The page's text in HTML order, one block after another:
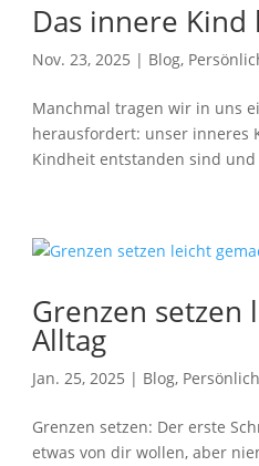
Das innere
Nov. 23, 2025 | Blog,
Manchmal tragen wir in uns
herausfordert: unser inneres
Kindheit entstanden sind
Grenzen setzen
Alltag
Jan. 25, 2025 | Blog,
Grenzen setzen: Der erste
etwas von dir wollen, aber